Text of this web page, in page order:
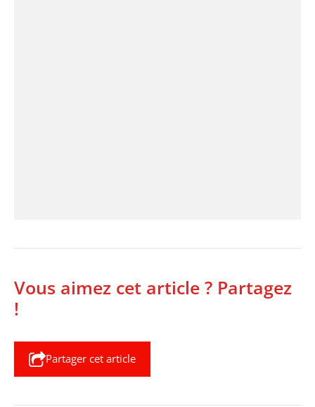
Vous aimez cet article ? Partagez
!
Partager cet article